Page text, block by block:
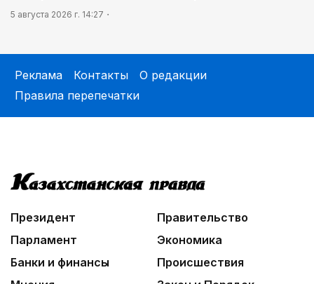
5 августа 2026 г. 14:27
Реклама Контакты
О редакции
Правила перепечатки
Президент
Правительство
Парламент
Экономика
Банки и финансы
Происшествия